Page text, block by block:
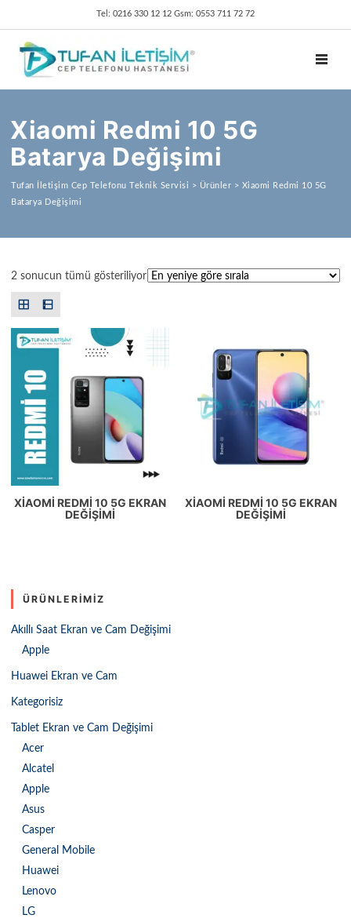
Tel: 0216 330 12 12 Gsm: 0553 711 72 72
Xiaomi Redmi 10 5G
Batarya Değişimi
Tufan İletişim Cep Telefonu Teknik Servisi > Ürünler > Xiaomi Redmi 10 5G
Batarya Değişimi
2 sonucun tümü gösteriliyorEn yeniye göre sıralandı
XIAOMI REDMI 10 5G EKRAN
DEĞIŞIMI
XIAOMI REDMI 10 5G EKRAN
DEĞIŞIMI
ÜRÜNLERIMIZ
Akıllı Saat Ekran ve Cam Değişimi
Apple
Huawei Ekran ve Cam
Kategorisiz
Tablet Ekran ve Cam Değişimi
Acer
Alcatel
Apple
Asus
Casper
General Mobile
Huawei
Lenovo
LG